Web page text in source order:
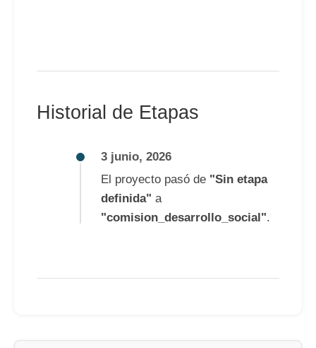
Historial de Etapas
3 junio, 2026
El proyecto pasó de "Sin etapa
definida" a
"comision_desarrollo_social".